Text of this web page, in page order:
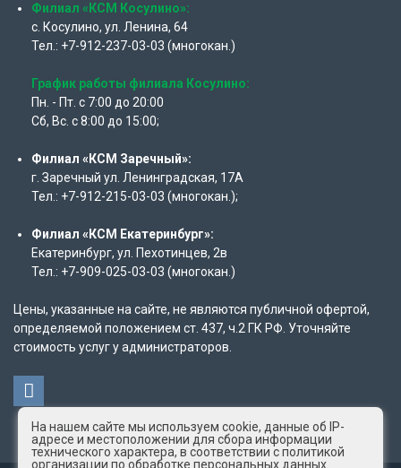
Филиал «КСМ Косулино»:
с. Косулино, ул. Ленина, 64
Тел.: +7-912-237-03-03 (многокан.)
График работы филиала Косулино:
Пн. - Пт. с 7:00 до 20:00
Сб, Вс. с 8:00 до 15:00;
Филиал «КСМ Заречный»:
г. Заречный ул. Ленинградская, 17А
Тел.: +7-912-215-03-03 (многокан.);
Филиал «КСМ Екатеринбург»:
Екатеринбург, ул. Пехотинцев, 2в
Тел.: +7-909-025-03-03 (многокан.)
Цены, указанные на сайте, не являются публичной офертой,
определяемой положением ст. 437, ч.2 ГК РФ. Уточняйте
стоимость услуг у администраторов.
На нашем сайте мы используем cookie, данные об IP-
адресе и местоположении для сбора информации
технического характера, в соответствии с политикой
организации по обработке персональных данных.